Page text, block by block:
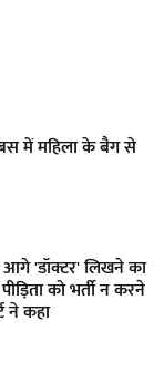
में महिला के बैग से
'डॉक्टर' लिखने का
को भर्ती न करने
ने कहा